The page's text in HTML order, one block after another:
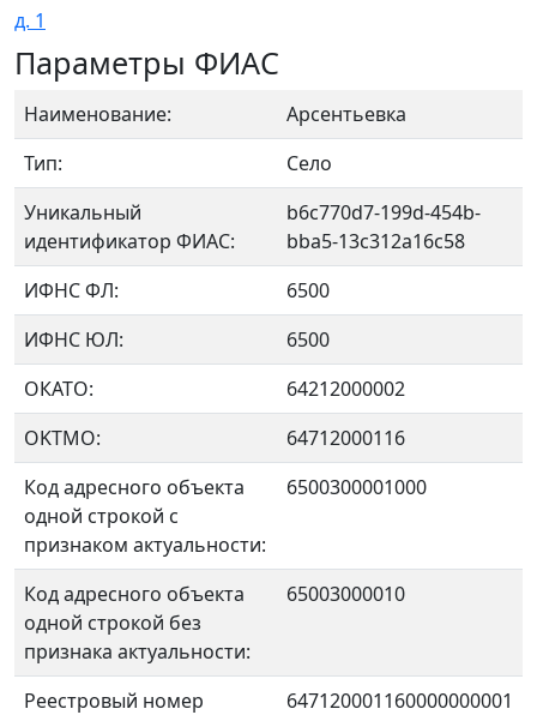
д. 1
Параметры ФИАС
Наименование:
Арсентьевка
Тип:
Село
Уникальный
идентификатор ФИАС:
b6c770d7-199d-454b-
bba5-13c312a16c58
ИФНС ФЛ:
6500
ИФНС ЮЛ:
6500
ОКАТО:
64212000002
OKTMO:
64712000116
Код адресного объекта
одной строкой с
признаком актуальности:
6500300001000
Код адресного объекта
одной строкой без
признака актуальности:
65003000010
Реестровый номер
647120001160000000001